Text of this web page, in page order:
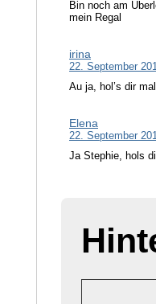
Bin noch am
mein Regal
irina
22. September
Au ja, hol’s dir
Elena
22. September
Ja Stephie, hols